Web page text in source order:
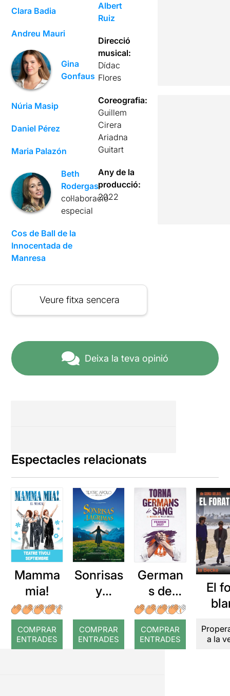
Clara Badia
Andreu Mauri
Gina
Gonfaus
Núria Masip
Daniel Pérez
Maria Palazón
Beth
Rodergas
col·laboració
especial
Cos de Ball de la
Innocentada de
Manresa
Albert
Ruiz
Direcció
musical:
Dídac
Flores
Coreografia:
Guillem
Cirera
Ariadna
Guitart
Any de la
producció:
2022
Veure fitxa sencera
Deixa la teva opinió
Espectacles relacionats
Mamma
mia!
COMPRAR
ENTRADES
Sonrisas
y
COMPRAR
ENTRADES
German
s de
sang
COMPRAR
ENTRADES
El
a la